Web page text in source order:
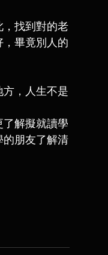
，找到對的老
畢竟別人的
，人生不是
解擬就讀學
的朋友了解清